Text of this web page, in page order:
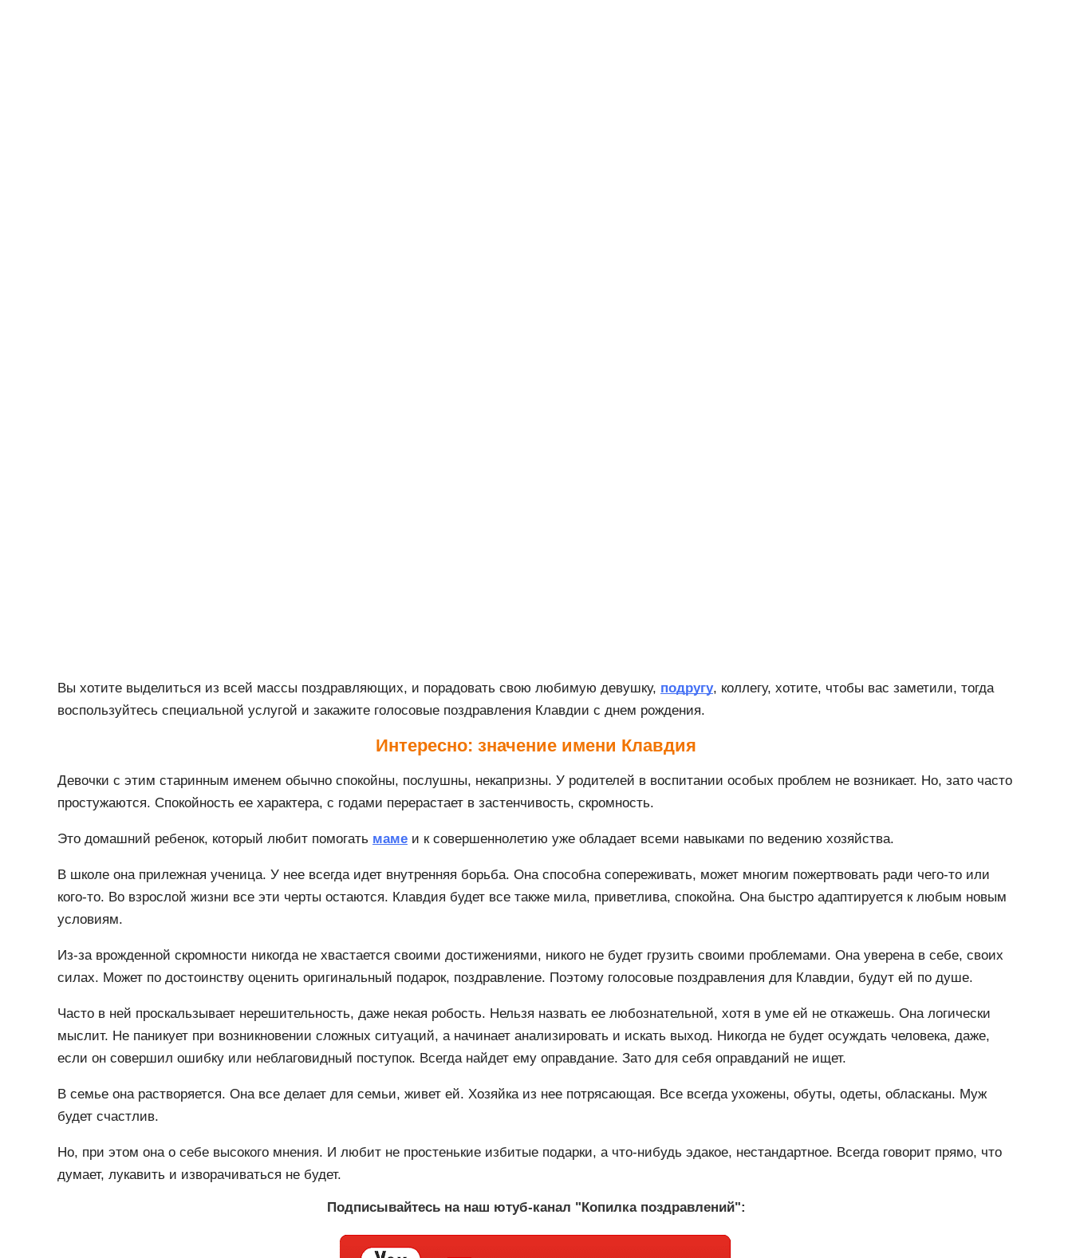
Вы хотите выделиться из всей массы поздравляющих, и порадовать свою любимую девушку, подругу, коллегу, хотите, чтобы вас заметили, тогда
воспользуйтесь специальной услугой и закажите голосовые поздравления Клавдии с днем рождения.
Интересно: значение имени Клавдия
Девочки с этим старинным именем обычно спокойны, послушны, некапризны. У родителей в воспитании особых проблем не возникает. Но, зато часто
простужаются. Спокойность ее характера, с годами перерастает в застенчивость, скромность.
Это домашний ребенок, который любит помогать маме и к совершеннолетию уже обладает всеми навыками по ведению хозяйства.
В школе она прилежная ученица. У нее всегда идет внутренняя борьба. Она способна сопереживать, может многим пожертвовать ради чего-то или
кого-то. Во взрослой жизни все эти черты остаются. Клавдия будет все также мила, приветлива, спокойна. Она быстро адаптируется к любым новым
условиям.
Из-за врожденной скромности никогда не хвастается своими достижениями, никого не будет грузить своими проблемами. Она уверена в себе, своих
силах. Может по достоинству оценить оригинальный подарок, поздравление. Поэтому голосовые поздравления для Клавдии, будут ей по душе.
Часто в ней проскальзывает нерешительность, даже некая робость. Нельзя назвать ее любознательной, хотя в уме ей не откажешь. Она логически
мыслит. Не паникует при возникновении сложных ситуаций, а начинает анализировать и искать выход. Никогда не будет осуждать человека, даже,
если он совершил ошибку или неблаговидный поступок. Всегда найдет ему оправдание. Зато для себя оправданий не ищет.
В семье она растворяется. Она все делает для семьи, живет ей. Хозяйка из нее потрясающая. Все всегда ухожены, обуты, одеты, обласканы. Муж
будет счастлив.
Но, при этом она о себе высокого мнения. И любит не простенькие избитые подарки, а что-нибудь эдакое, нестандартное. Всегда говорит прямо, что
думает, лукавить и изворачиваться не будет.
Подписывайтесь на наш ютуб-канал "Копилка поздравлений":